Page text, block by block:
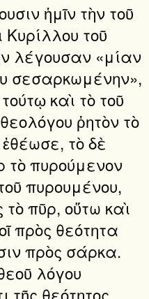
ἡμῖν τὴν τοῦ
τοῦ
λέγουσαν «μίαν
σεσαρκωμένην»,
καὶ τὸ τοῦ
ῥητὸν τὸ
τὸ δὲ
πυρούμενον
πυρουμένου,
πῦρ, οὕτω καὶ
πρὸς θεότητα
πρὸς σάρκα.
λόγου
τῆς θεότητος